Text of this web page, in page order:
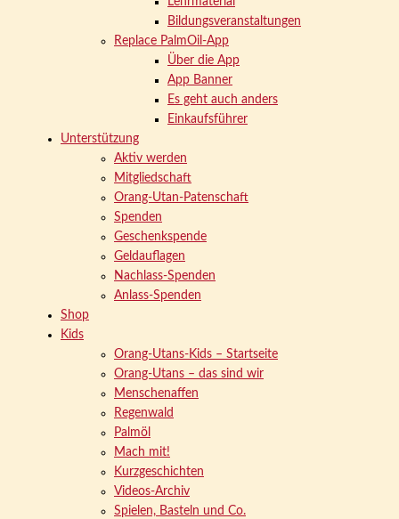
Bildungsveranstaltungen
Replace PalmOil-App
Über die App
App Banner
Es geht auch anders
Einkaufsführer
Unterstützung
Aktiv werden
Mitgliedschaft
Orang-Utan-Patenschaft
Spenden
Geschenkspende
Geldauflagen
Nachlass-Spenden
Anlass-Spenden
Shop
Kids
Orang-Utans-Kids – Startseite
Orang-Utans – das sind wir
Menschenaffen
Regenwald
Palmöl
Mach mit!
Kurzgeschichten
Videos-Archiv
Spielen, Basteln und Co.